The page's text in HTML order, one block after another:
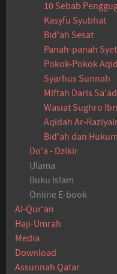
10 Sebab
Kasyfu Syubhat
Bid'ah Sesat
Panah-panah
Pokok-Pokok
Syarhus Sunnah
Miftah Daris
Wasiat Sughro
Aqidah Ar-
Bid'ah dan
Do'a - Dzikir
Ulama
Buku Islam
Online E-book
Al-Qur'an
Haji-Umrah
Media
Download
Assunnah Qatar